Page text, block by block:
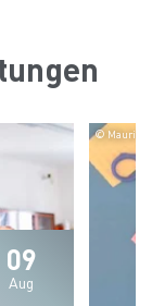
09
Aug
© Maurice